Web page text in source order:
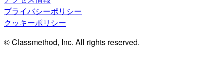
プライバシーポリシー
クッキーポリシー
© Classmethod, Inc. All rights reserved.